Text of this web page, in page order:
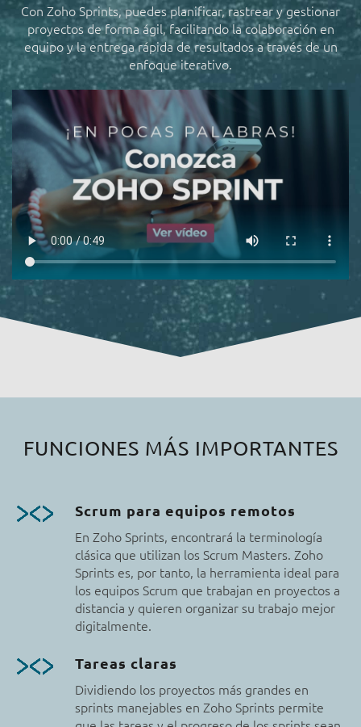
Con Zoho Sprints, puedes planificar, rastrear y gestionar
proyectos de forma ágil, facilitando la colaboración en
equipo y la entrega rápida de resultados a través de un
enfoque iterativo.
FUNCIONES MÁS IMPORTANTES
Scrum para equipos remotos
En Zoho Sprints, encontrará la terminología
clásica que utilizan los Scrum Masters. Zoho
Sprints es, por tanto, la herramienta ideal para
los equipos Scrum que trabajan en proyectos a
distancia y quieren organizar su trabajo mejor
digitalmente.
Tareas claras
Dividiendo los proyectos más grandes en
sprints manejables en Zoho Sprints permite